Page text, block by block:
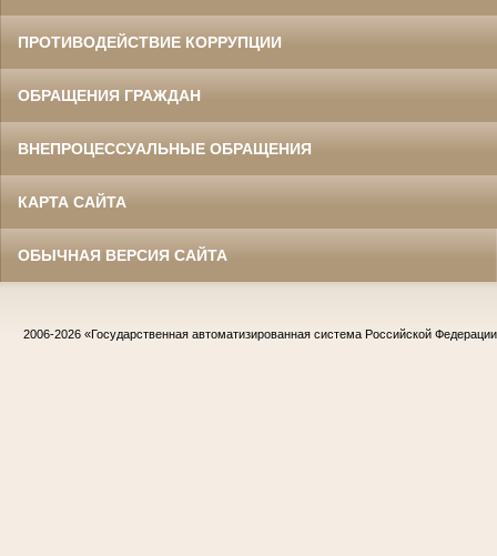
ПРОТИВОДЕЙСТВИЕ КОРРУПЦИИ
ОБРАЩЕНИЯ ГРАЖДАН
ВНЕПРОЦЕССУАЛЬНЫЕ ОБРАЩЕНИЯ
КАРТА САЙТА
ОБЫЧНАЯ ВЕРСИЯ САЙТА
2006-2026 «Государственная автоматизированная система Российской